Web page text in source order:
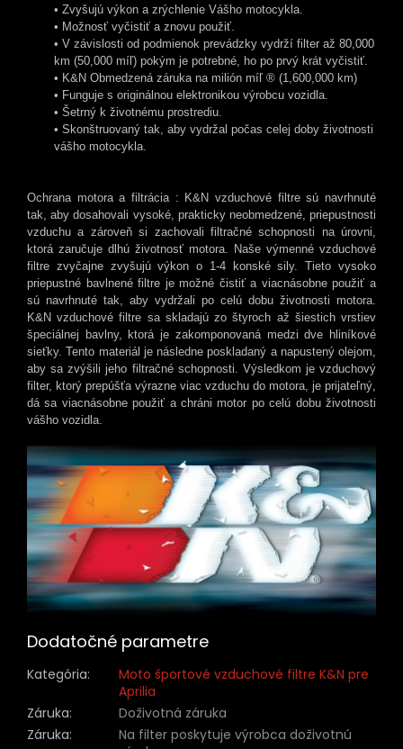
• Zvyšujú výkon a zrýchlenie Vášho motocykla.
• Možnosť vyčistiť a znovu použiť.
• V závislosti od podmienok prevádzky vydrží filter až 80,000
km (50,000 míľ) pokým je potrebné, ho po prvý krát vyčistiť.
• K&N Obmedzená záruka na milión míľ ® (1,600,000 km)
• Funguje s originálnou elektronikou výrobcu vozidla.
• Šetrný k životnému prostrediu.
• Skonštruovaný tak, aby vydržal počas celej doby životnosti
vášho motocykla.
Ochrana motora a filtrácia : K&N vzduchové filtre sú navrhnuté
tak, aby dosahovali vysoké, prakticky neobmedzené, priepustnosti
vzduchu a zároveň si zachovali filtračné schopnosti na úrovni,
ktorá zaručuje dlhú životnosť motora. Naše výmenné vzduchové
filtre zvyčajne zvyšujú výkon o 1-4 konské sily. Tieto vysoko
priepustné bavlnené filtre je možné čistiť a viacnásobne použiť a
sú navrhnuté tak, aby vydržali po celú dobu životnosti motora.
K&N vzduchové filtre sa skladajú zo štyroch až šiestich vrstiev
špeciálnej bavlny, ktorá je zakomponovaná medzi dve hliníkové
sieťky. Tento materiál je následne poskladaný a napustený olejom,
aby sa zvýšili jeho filtračné schopnosti. Výsledkom je vzduchový
filter, ktorý prepúšťa výrazne viac vzduchu do motora, je prijateľný,
dá sa viacnásobne použiť a chráni motor po celú dobu životnosti
vášho vozidla.
Dodatočné parametre
Kategória:
Moto športové vzduchové filtre K&N pre
Aprilia
Záruka:
Doživotná záruka
Záruka:
Na filter poskytuje výrobca doživotnú